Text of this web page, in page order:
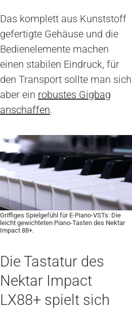
Das komplett aus Kunststoff
gefertigte Gehäuse und die
Bedienelemente machen
einen stabilen Eindruck, für
den Transport sollte man sich
aber ein robustes Gigbag
anschaffen.
Griffiges Spielgefühl für E-Piano-VSTs: Die
leicht gewichteten Piano-Tasten des Nektar
Impact 88+.
Die Tastatur des
Nektar Impact
LX88+ spielt sich